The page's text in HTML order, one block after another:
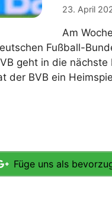
23. April
Am
Fußball-
geht in die
der BVB ein
Füge uns als